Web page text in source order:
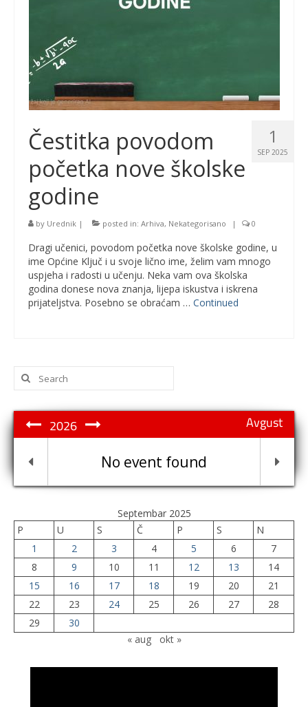
1
SEP 2025
Čestitka povodom
početka nove školske
godine
by Urednik | posted in: Arhiva, Nekategorisano | 0
Dragi učenici, povodom početka nove školske godine, u
ime Općine Ključ i u svoje lično ime, želim vam mnogo
uspjeha i radosti u učenju. Neka vam ova školska
godina donese nova znanja, lijepa iskustva i iskrena
prijateljstva. Posebno se obraćam … Continued
Search
for:
Avgust
2026
No event found
Septembar 2025
P
U S Č P S
N
1
2 3 4 5 6
7
8
9 10 11 12 13
14
15
16 17 18 19 20
21
22
23 24 25 26 27
28
29
30
« aug
okt »